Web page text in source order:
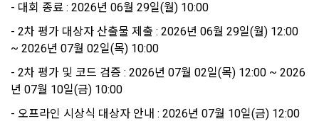
의하고 "회사"와 이용 계약을 체결한 개인을 말한다.
4. “인재회원”이라 함은 “데이콘 인재풀 서비스”를 이용하기 위
하여 본인의 개인정보와 프로젝트, 코드 등을 공유한 자로서, 채
는 것에 동의한 “개인회원”을 말한다.
5. “기업회원”이라 함은 “회사”에 대회의 주최를 의뢰하거나, 채
용 의뢰 서비스 등을 이용하기 위해 “회사”와 일정 계약을 한 개
개인정보 침해사고가 발생하는 경우, 추가적인 피해를 예방하고
이미 발생한 피해를 복구하기 위해 누구에게 연락하여 어떤 도
움을 받을 수 있는지 알려 드립니다.
그 무엇보다도, 개인정보와 관련하여 데이콘과 이용자 간의 권
안내 서비스가 제한됩니다.
3. 서비스 정보 수신 동의 철회
DACON에서 제공하는 마케팅 정보를 원하지 않을 경우 ‘홈>계
정관리 페이지의 하단 마케팅(대회 진행, 교육 등) 정보 수신 동
의(선택)’에서 철회를 요청할 수 있습니다.
- 대회 종료 : 2026년 06월 29일(월) 10:00
- 2차 평가 대상자 산출물 제출 : 2026년 06월 29일(월) 12:00
~ 2026년 07월 02일(목) 10:00
- 2차 평가 및 코드 검증 : 2026년 07월 02일(목) 12:00 ~ 2026
년 07월 10일(금) 10:00
- 오프라인 시상식 대상자 안내 : 2026년 07월 10일(금) 12:00